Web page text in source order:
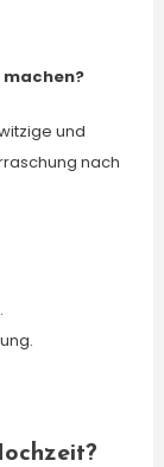
und
nach